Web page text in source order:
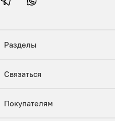
Разделы
Связаться
Покупателям